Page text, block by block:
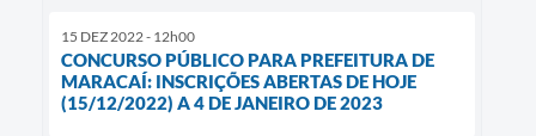
15 DEZ 2022 - 12h00
CONCURSO PÚBLICO PARA PREFEITURA DE
MARACAÍ: INSCRIÇÕES ABERTAS DE HOJE
(15/12/2022) A 4 DE JANEIRO DE 2023